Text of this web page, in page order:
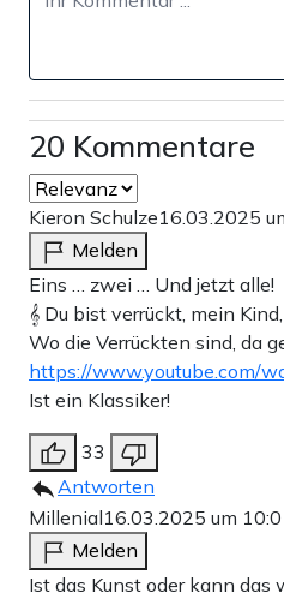
Peniszeichnungen auf, bis er
und ein Atelier auf dem Platz
bergeweise Müll kreuzt er
immer weiter eskalierenden
20 Kommentare
Kieron Schulze16.03.2025
Melden
Eins … zwei … Und jetzt alle!
𝄞 Du bist verrückt, mein
Wo die Verrückten sind, da
https://www.youtube.com/
Ist ein Klassiker!
33
Antworten
Millenial16.03.2025 um
Melden
Ist das Kunst oder kann das